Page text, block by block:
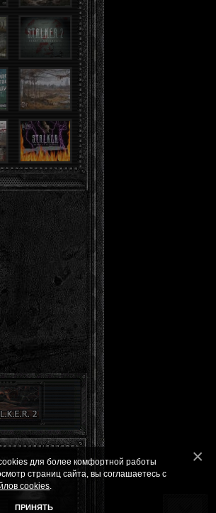
для более комфортной работы
страниц сайта, вы соглашаетесь с
cookies
ПРИНЯТЬ